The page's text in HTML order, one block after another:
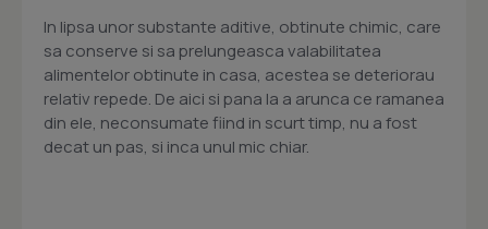
In lipsa unor substante aditive, obtinute chimic, care
sa conserve si sa prelungeasca valabilitatea
alimentelor obtinute in casa, acestea se deteriorau
relativ repede. De aici si pana la a arunca ce ramanea
din ele, neconsumate fiind in scurt timp, nu a fost
decat un pas, si inca unul mic chiar.